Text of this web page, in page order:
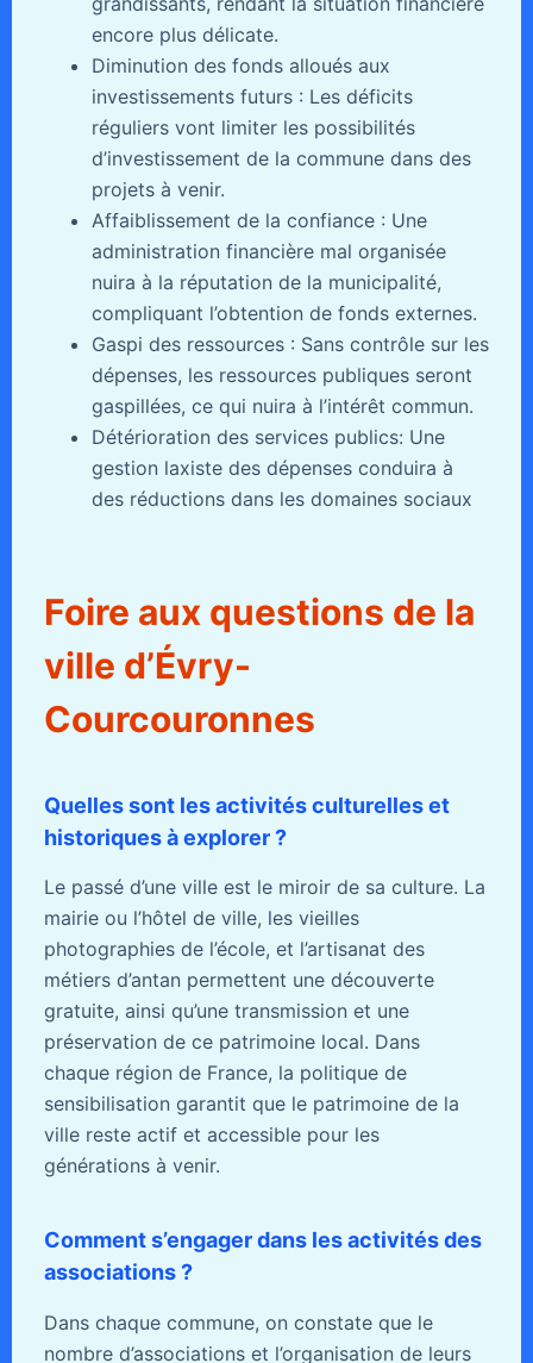
encore plus délicate.
Diminution des fonds alloués aux
investissements futurs : Les déficits
réguliers vont limiter les possibilités
d’investissement de la commune dans des
projets à venir.
Affaiblissement de la confiance : Une
administration financière mal organisée
nuira à la réputation de la municipalité,
compliquant l’obtention de fonds externes.
Gaspi des ressources : Sans contrôle sur les
dépenses, les ressources publiques seront
gaspillées, ce qui nuira à l’intérêt commun.
Détérioration des services publics: Une
gestion laxiste des dépenses conduira à
des réductions dans les domaines sociaux
Foire aux questions de la
ville d’Évry-
Courcouronnes
Quelles sont les activités culturelles et
historiques à explorer ?
Le passé d’une ville est le miroir de sa culture. La
mairie ou l’hôtel de ville, les vieilles
photographies de l’école, et l’artisanat des
métiers d’antan permettent une découverte
gratuite, ainsi qu’une transmission et une
préservation de ce patrimoine local. Dans
chaque région de France, la politique de
sensibilisation garantit que le patrimoine de la
ville reste actif et accessible pour les
générations à venir.
Comment s’engager dans les activités des
associations ?
Dans chaque commune, on constate que le
nombre d’associations et l’organisation de leurs